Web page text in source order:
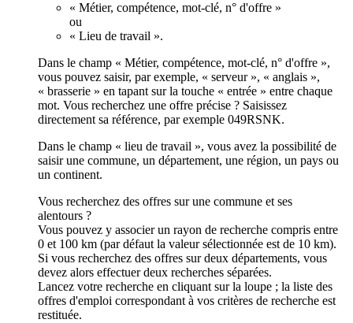
« Métier, compétence, mot-clé, n° d'offre »
ou
« Lieu de travail ».
Dans le champ « Métier, compétence, mot-clé, n° d'offre »,
vous pouvez saisir, par exemple, « serveur », « anglais »,
« brasserie » en tapant sur la touche « entrée » entre chaque
mot. Vous recherchez une offre précise ? Saisissez
directement sa référence, par exemple 049RSNK.
Dans le champ « lieu de travail », vous avez la possibilité de
saisir une commune, un département, une région, un pays ou
un continent.
Vous recherchez des offres sur une commune et ses
alentours ?
Vous pouvez y associer un rayon de recherche compris entre
0 et 100 km (par défaut la valeur sélectionnée est de 10 km).
Si vous recherchez des offres sur deux départements, vous
devez alors effectuer deux recherches séparées.
Lancez votre recherche en cliquant sur la loupe ; la liste des
offres d'emploi correspondant à vos critères de recherche est
restituée.